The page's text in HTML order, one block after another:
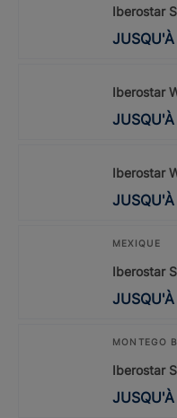
Iberostar
JUSQU'À
Iberostar
JUSQU'À
Iberostar
JUSQU'À
MEXIQUE
Iberostar
JUSQU'À
MONTEGO
Iberostar
JUSQU'À